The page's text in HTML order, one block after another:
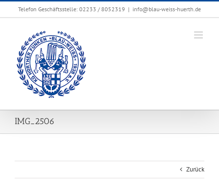
Zum
Telefon Geschäftsstelle: 02233 / 8052319 | info@blau-weiss-huerth.de
IMG_2506
Zurück